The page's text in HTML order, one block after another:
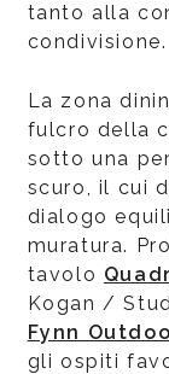
tanto alla
condivisione.
La zona
fulcro della
sotto una
scuro, il cui
dialogo
muratura.
tavolo
Kogan /
Fynn
gli ospiti